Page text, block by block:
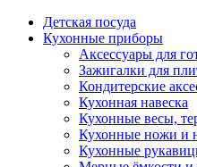
Детская посуда
Кухонные приборы
Аксессуары для
Зажигалки для
Кондитерские
Кухонная навеска
Кухонные весы,
Кухонные ножи и
Кухонные